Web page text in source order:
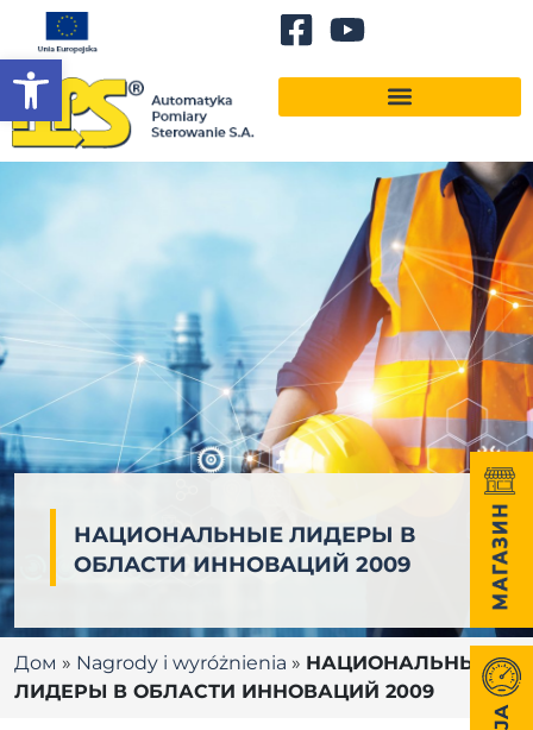
Открыть панель инструментов
НАЦИОНАЛЬНЫЕ ЛИДЕРЫ В
ОБЛАСТИ ИННОВАЦИЙ 2009
Дом » Nagrody i wyróżnienia » НАЦИОНАЛЬНЫЕ
ЛИДЕРЫ В ОБЛАСТИ ИННОВАЦИЙ 2009